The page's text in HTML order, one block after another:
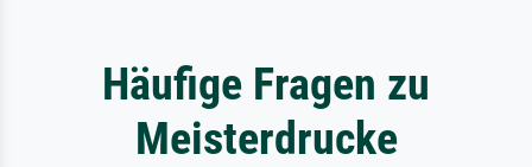
Häufige Fragen zu
Meisterdrucke